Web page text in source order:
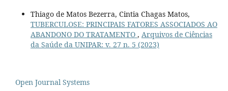
Thiago de Matos Bezerra, Cintia Chagas Matos,
TUBERCULOSE: PRINCIPAIS FATORES ASSOCIADOS AO
ABANDONO DO TRATAMENTO , Arquivos de Ciências
da Saúde da UNIPAR: v. 27 n. 5 (2023)
Open Journal Systems